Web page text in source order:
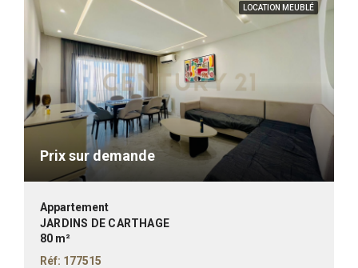
LOCATION MEUBLÉ
Prix sur demande
Appartement
JARDINS DE CARTHAGE
80 m²
Réf: 177515